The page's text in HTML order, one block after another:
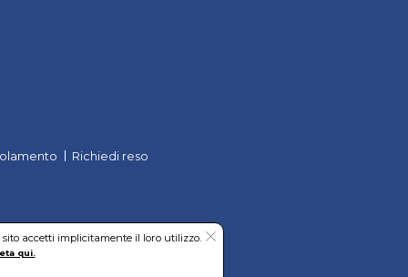
Richiedi reso
accetti implicitamente il loro utilizzo.
qui.